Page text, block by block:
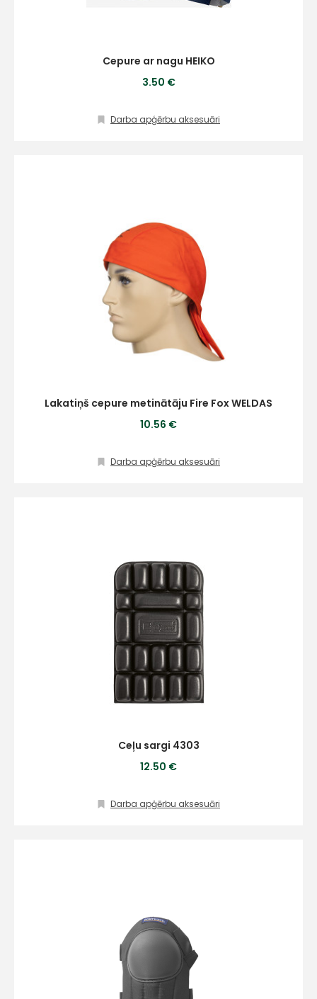
Cepure ar nagu HEIKO
3.50 €
Darba apģērbu aksesuāri
Lakatiņš cepure metinātāju Fire Fox WELDAS
10.56 €
Darba apģērbu aksesuāri
Ceļu sargi 4303
12.50 €
Darba apģērbu aksesuāri